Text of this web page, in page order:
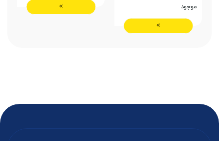
موجود